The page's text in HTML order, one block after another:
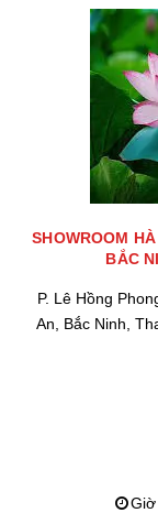
SHOWROOM
BẮC
P. Lê Hồng
An, Bắc Ninh,